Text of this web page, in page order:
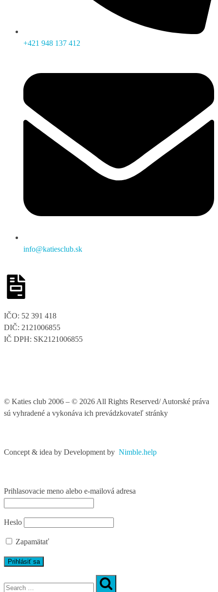
+421 948 137 412
info@katiesclub.sk
IČO: 52 391 418
DIČ: 2121006855
IČ DPH: SK2121006855
© Katies club 2006 – © 2026 All Rights Reserved/ Autorské práva
sú vyhradené a vykonáva ich prevádzkovateľ stránky
Concept & idea by Development by Nimble.help
Prihlasovacie meno alebo e-mailová adresa
Heslo
Zapamätať